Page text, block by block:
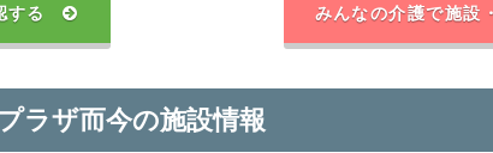
する みんなの介護で施設
ラザ而今の施設情報